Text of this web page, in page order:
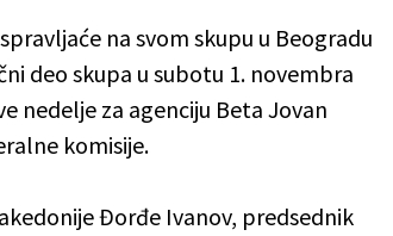
na svom skupu u Beogradu
deo skupa u subotu 1. novembra
nedelje za agenciju Beta Jovan
komisije.
Đorđe Ivanov, predsednik